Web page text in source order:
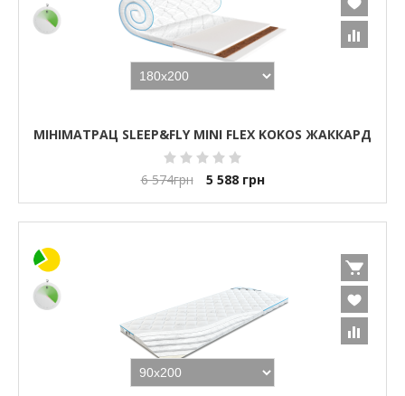
МІНІМАТРАЦ SLEEP&FLY MINI FLEX KOKOS ЖАККАРД
6 574грн 5 588 грн